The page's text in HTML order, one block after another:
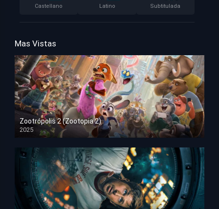
Castellano Latino Subtitulada
Mas Vistas
Zootrópolis 2 (Zootopia 2)
2025
HD 1080p